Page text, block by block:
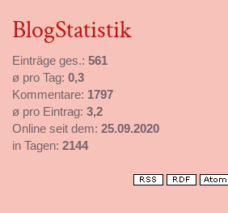
BlogStatistik
Einträge ges.: 561
ø pro Tag: 0,3
Kommentare: 1797
ø pro Eintrag: 3,2
Online seit dem: 25.09.2020
in Tagen: 2144